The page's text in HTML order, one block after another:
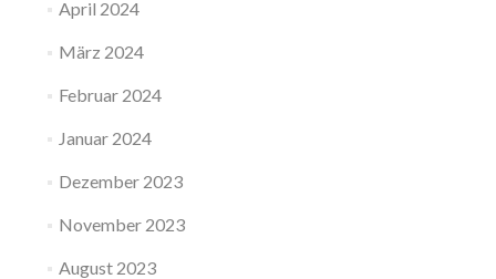
April 2024
März 2024
Februar 2024
Januar 2024
Dezember 2023
November 2023
August 2023